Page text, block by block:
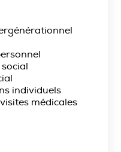
individuels
médicales